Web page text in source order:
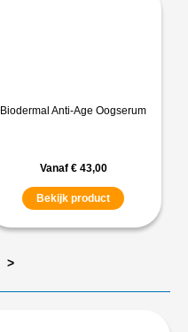
Biodermal Anti-Age Oogserum
Vanaf €43,00
Bekijk product
>